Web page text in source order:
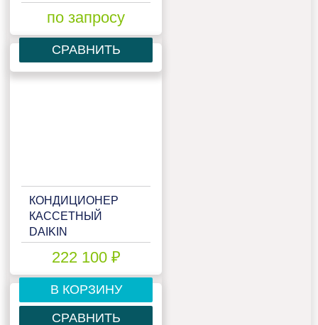
по запросу
СРАВНИТЬ
КОНДИЦИОНЕР
КАССЕТНЫЙ
DAIKIN
222 100 ₽
В КОРЗИНУ
СРАВНИТЬ